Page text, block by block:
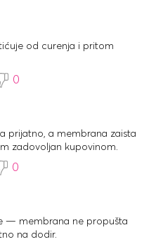
od curenja i pritom
0
prijatno, a membrana zaista
zadovoljan kupovinom.
0
— membrana ne propušta
na dodir.